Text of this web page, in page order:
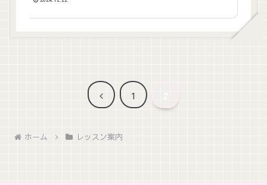
前
1
ホーム レッスン案内